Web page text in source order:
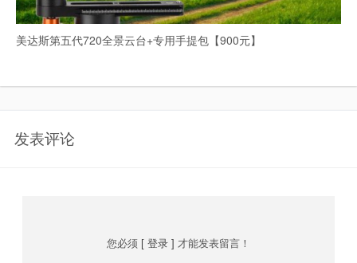
美达斯第五代720全景云台+专用手提包【900元】
发表评论
您必须 [ 登录 ] 才能发表留言！